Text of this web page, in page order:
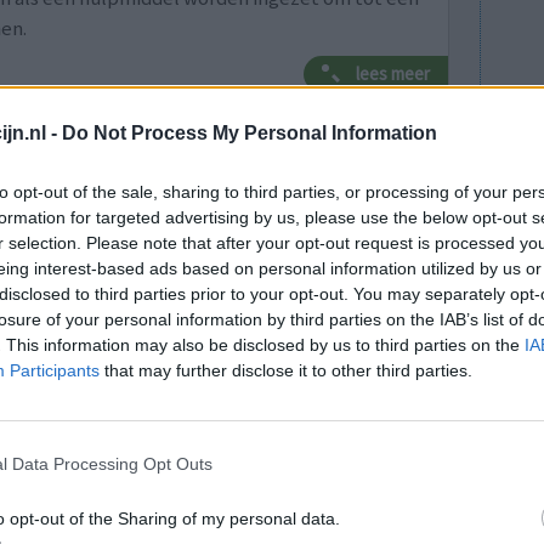
- Do Not Process My Personal Information
opt-out of the sale, sharing to third parties, or processing of your
for targeted advertising by us, please use the below opt-out
selection. Please note that after your opt-out request is processed
interest-based ads based on personal information utilized by us
to third parties prior to your opt-out. You may separately
of your personal information by third parties on the IAB’s list of
This information may also be disclosed by us to third parties on the
Participants that may further disclose it to other third parties.
Data Processing Opt Outs
opt-out of the Sharing of my personal data.
lees meer
2
Hoeveelheid bijwerkingen
Bijwerkingen